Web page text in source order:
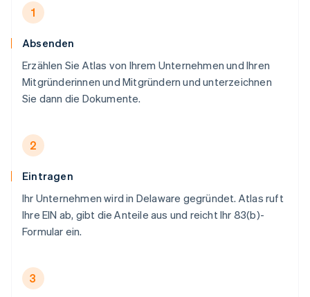
1
Absenden
Erzählen Sie Atlas von Ihrem Unternehmen und Ihren
Mitgründerinnen und Mitgründern und unterzeichnen
Sie dann die Dokumente.
2
Eintragen
Ihr Unternehmen wird in Delaware gegründet. Atlas ruft
Ihre EIN ab, gibt die Anteile aus und reicht Ihr 83(b)-
Formular ein.
3